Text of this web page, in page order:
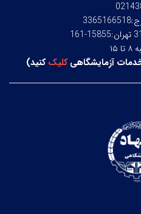
آزمایشگاهیکلیککنید)